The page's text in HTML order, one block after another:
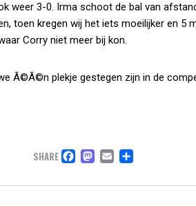
weer 3-0. Irma schoot de bal van
toen kregen wij het iets moeilijker en 5
Corry niet meer bij kon.
Ã©Ã©n plekje gestegen zijn in de
SHARE FACEBOOK
MASTODON
EMAILDELEN